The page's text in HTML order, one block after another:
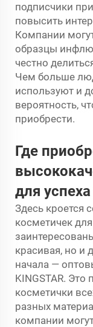
подписчики
повысить
Компании
образцы
честно
Чем больше
используют и
вероятность,
приобрести.
Где
для
Здесь кроется
косметичек
красивая, но и
начала —
KINGSTAR.
косметички
разных
компании